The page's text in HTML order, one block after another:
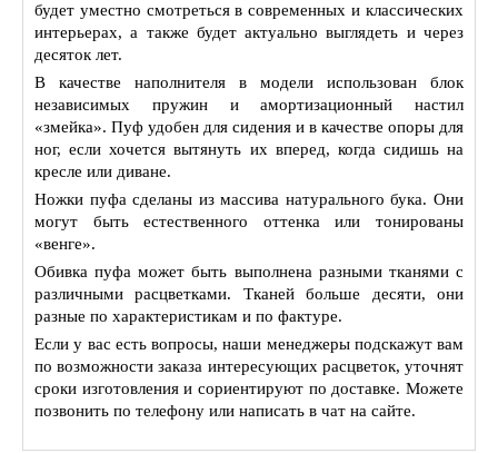
будет уместно смотреться в современных и классических
интерьерах, а также будет актуально выглядеть и через
десяток лет.
В качестве наполнителя в модели использован блок
независимых пружин и амортизационный настил
«змейка». Пуф удобен для сидения и в качестве опоры для
ног, если хочется вытянуть их вперед, когда сидишь на
кресле или диване.
Ножки пуфа сделаны из массива натурального бука. Они
могут быть естественного оттенка или тонированы
«венге».
Обивка пуфа может быть выполнена разными тканями с
различными расцветками. Тканей больше десяти, они
разные по характеристикам и по фактуре.
Если у вас есть вопросы, наши менеджеры подскажут вам
по возможности заказа интересующих расцветок, уточнят
сроки изготовления и сориентируют по доставке. Можете
позвонить по телефону или написать в чат на сайте.